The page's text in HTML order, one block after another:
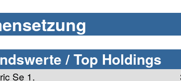
/ Top Holdings
Se 1.